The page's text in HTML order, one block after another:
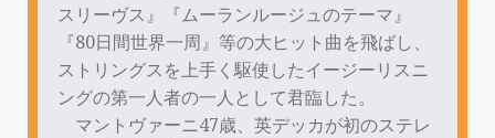
スリーヴス』『ムーランルージュのテーマ』
『80日間世界一周』等の大ヒット曲を飛ばし、
ストリングスを上手く駆使したイージーリスニ
ングの第一人者の一人として君臨した。
マントヴァーニ47歳、英デッカが初のステレ